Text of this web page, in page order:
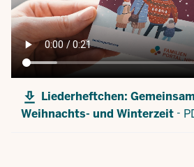
Liederheftchen:
Weihnachts- und Winterzeit -